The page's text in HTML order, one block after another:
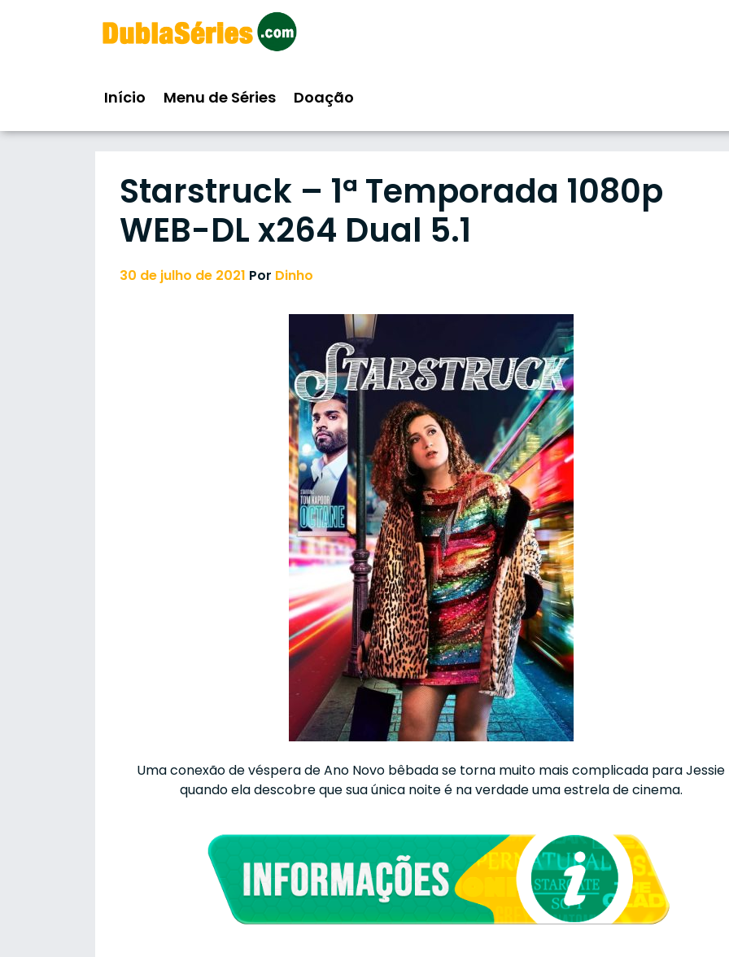
Início Menu de Séries Doação
Starstruck – 1ª Temporada 1080p
WEB-DL x264 Dual 5.1
30 de julho de 2021 Por Dinho
Uma conexão de véspera de Ano Novo bêbada se torna muito mais complicada para Jessie
quando ela descobre que sua única noite é na verdade uma estrela de cinema.